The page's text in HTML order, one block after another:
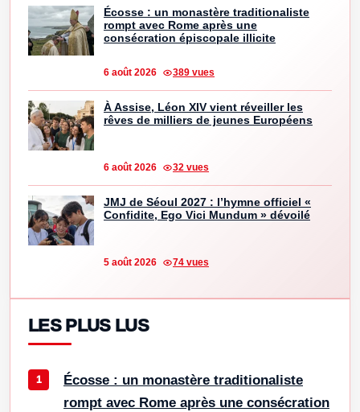
Écosse : un monastère traditionaliste
rompt avec Rome après une
consécration épiscopale illicite
6 août 2026 389 vues
À Assise, Léon XIV vient réveiller les
rêves de milliers de jeunes Européens
6 août 2026 32 vues
JMJ de Séoul 2027 : l’hymne officiel «
Confidite, Ego Vici Mundum » dévoilé
5 août 2026 74 vues
LES PLUS LUS
Écosse : un monastère traditionaliste
rompt avec Rome après une consécration